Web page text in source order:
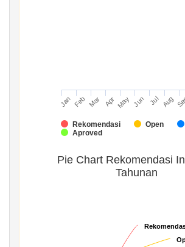
Rekomendasi Open
Aproved
Jan Feb Mar Apr May Jun Jul Aug
Pie Chart Rekomendasi
Tahunan